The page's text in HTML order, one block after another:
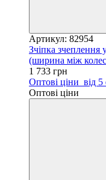
Артикул: 82954
Зчіпка зчеплення
(ширина між
1 733 грн
Оптові ціни від
Оптові ціни